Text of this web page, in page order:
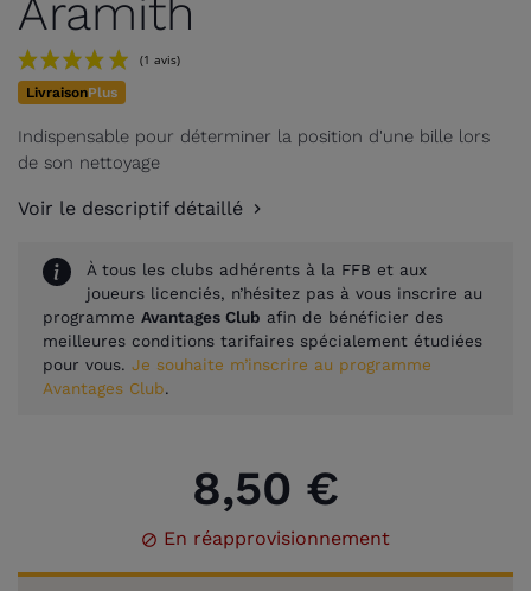
Aramith
(1 avis)
LivraisonPlus
Indispensable pour déterminer la position d'une bille lors
de son nettoyage
Voir le descriptif détaillé
À tous les clubs adhérents à la FFB et aux
joueurs licenciés, n’hésitez pas à vous inscrire au
programme Avantages Club afin de bénéficier des
meilleures conditions tarifaires spécialement étudiées
pour vous. Je souhaite m’inscrire au programme
Avantages Club.
8,50 €
 En réapprovisionnement